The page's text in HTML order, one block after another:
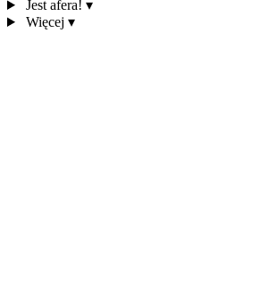
Jest afera! ▾
Więcej ▾